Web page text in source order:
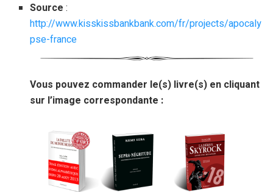
Source :
http://www.kisskissbankbank.com/fr/projects/apocaly
pse-france
Vous pouvez commander le(s) livre(s) en cliquant
sur l’image correspondante :